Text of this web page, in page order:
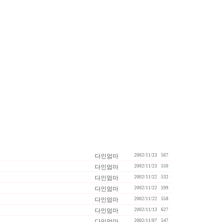
다인엄마 2002/11/23 567
다인엄마 2002/11/23 550
다인엄마 2002/11/22 532
다인엄마 2002/11/22 599
다인엄마 2002/11/22 558
다인엄마 2002/11/13 627
2002/11/07 547